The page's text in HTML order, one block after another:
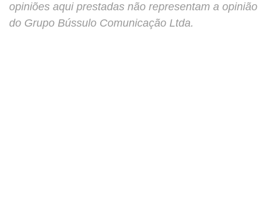
opiniões aqui prestadas não representam a opinião
do Grupo Bússulo Comunicação Ltda.